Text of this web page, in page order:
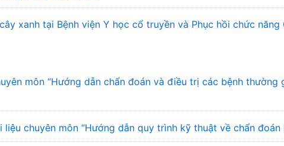
xanh tại Bệnh viện Y học cổ truyền và Phục hồi chức
môn “Hướng dẫn chẩn đoán và điều trị các bệnh
liệu chuyên môn “Hướng dẫn quy trình kỹ thuật về chẩn